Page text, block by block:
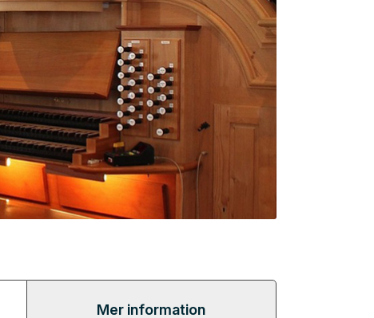
Mer information